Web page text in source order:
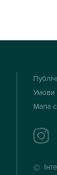
Умови
Мапа